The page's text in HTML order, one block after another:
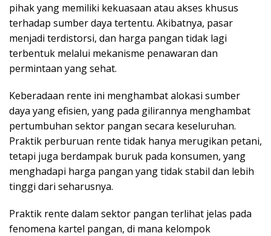
pihak yang memiliki kekuasaan atau akses khusus
terhadap sumber daya tertentu. Akibatnya, pasar
menjadi terdistorsi, dan harga pangan tidak lagi
terbentuk melalui mekanisme penawaran dan
permintaan yang sehat.
Keberadaan rente ini menghambat alokasi sumber
daya yang efisien, yang pada gilirannya menghambat
pertumbuhan sektor pangan secara keseluruhan.
Praktik perburuan rente tidak hanya merugikan petani,
tetapi juga berdampak buruk pada konsumen, yang
menghadapi harga pangan yang tidak stabil dan lebih
tinggi dari seharusnya.
Praktik rente dalam sektor pangan terlihat jelas pada
fenomena kartel pangan, di mana kelompok